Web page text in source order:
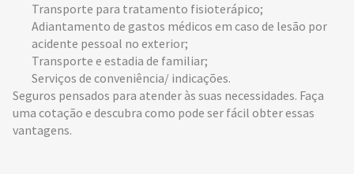
Transporte para tratamento fisioterápico;
Adiantamento de gastos médicos em caso de lesão por
acidente pessoal no exterior;
Transporte e estadia de familiar;
Serviços de conveniência/ indicações.
Seguros pensados para atender às suas necessidades. Faça
uma cotação e descubra como pode ser fácil obter essas
vantagens.